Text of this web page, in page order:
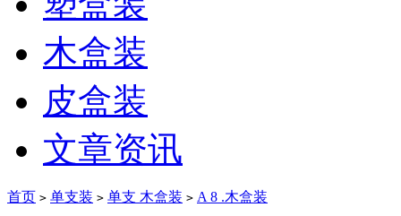
木盒装
皮盒装
文章资讯
首页 > 单支装 > 单支 木盒装 > A 8 .木盒装